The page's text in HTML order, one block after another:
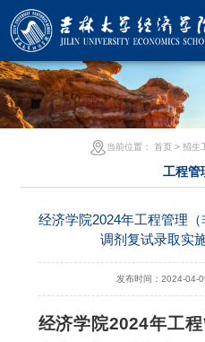
当前位置： 首页> 招生
工程管
经济学院2024年工程管理
调剂复试录取实
发布时间：2024-04-
经济学院2024年工